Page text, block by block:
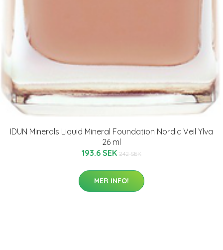
IDUN Minerals Liquid Mineral Foundation Nordic Veil Ylva
26 ml
193.6 SEK 242 SEK
MER INFO!